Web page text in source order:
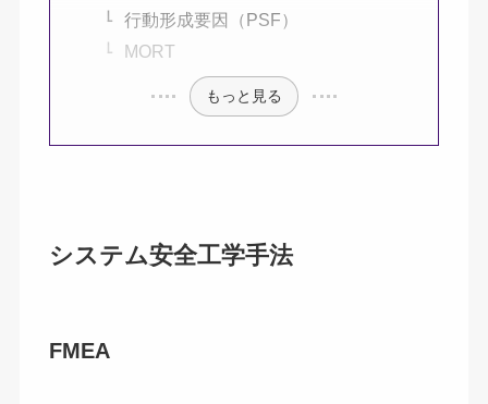
行動形成要因（PSF）
MORT
もっと見る
システム安全工学手法
FMEA